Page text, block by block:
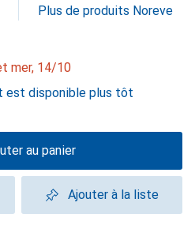
Plus de produits Noreve
mer, 14/10
est disponible plus tôt
au panier
Ajouter à la liste